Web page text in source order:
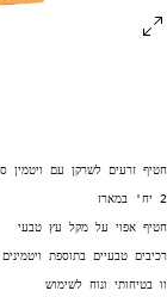
חטיף זרעים לשרקן עם ויטמין
2 יח' במארז
חטיף אפוי על מקל עץ טבעי
רכיבים טבעיים בתוספת ויטמינים
וו בטיחותי ונוח לשימוש